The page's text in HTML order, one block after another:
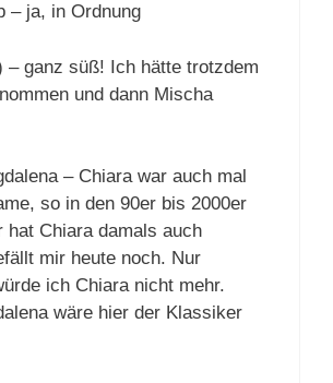
– ja, in Ordnung
– ganz süß! Ich hätte trotzdem
und dann Mischa
– Chiara war auch mal
so in den 90er bis 2000er
hat Chiara damals auch
mir heute noch. Nur
ich Chiara nicht mehr.
wäre hier der Klassiker